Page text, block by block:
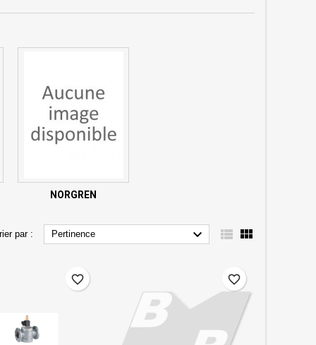
NORGREN
par : Pertinence   
favorite_border favorite_border